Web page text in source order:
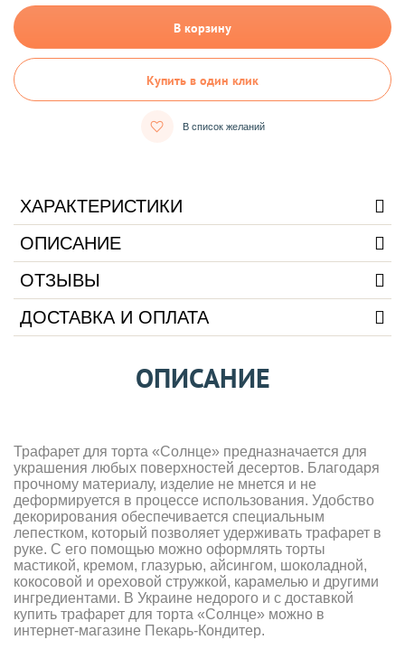
В корзину
Купить в один клик
В список желаний
ХАРАКТЕРИСТИКИ
ОПИСАНИЕ
ОТЗЫВЫ
ДОСТАВКА И ОПЛАТА
ОПИСАНИЕ
Трафарет для торта «Солнце» предназначается для
украшения любых поверхностей десертов. Благодаря
прочному материалу, изделие не мнется и не
деформируется в процессе использования. Удобство
декорирования обеспечивается специальным
лепестком, который позволяет удерживать трафарет в
руке. С его помощью можно оформлять торты
мастикой, кремом, глазурью, айсингом, шоколадной,
кокосовой и ореховой стружкой, карамелью и другими
ингредиентами. В Украине недорого и с доставкой
купить трафарет для торта «Солнце» можно в
интернет-магазине Пекарь-Кондитер.